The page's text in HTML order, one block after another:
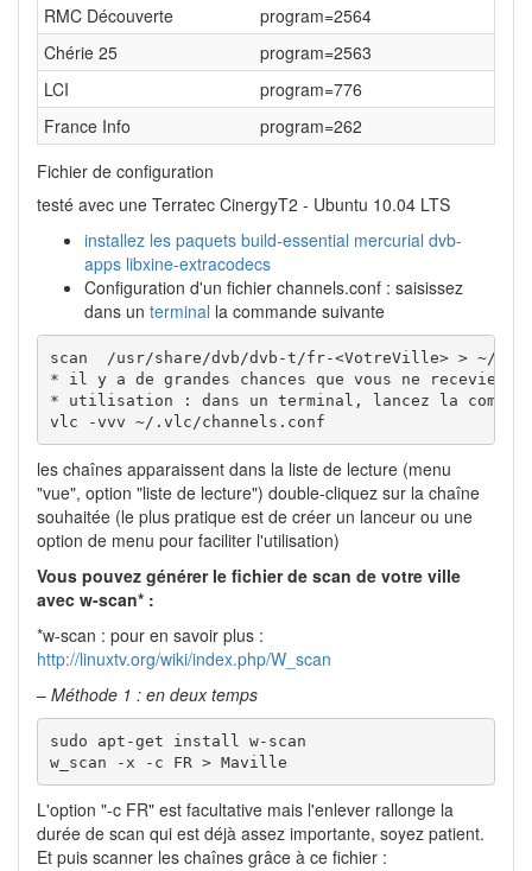
RMC Découverte
program=2564
Chérie 25
program=2563
LCI
program=776
France Info
program=262
Fichier de configuration
testé avec une Terratec CinergyT2 - Ubuntu 10.04 LTS
installez les paquets build-essential mercurial dvb-
apps libxine-extracodecs
Configuration d'un fichier channels.conf : saisissez
dans un terminal la commande suivante
scan  /usr/share/dvb/dvb-t/fr-<VotreVille> > ~/
* il y a de grandes chances que vous ne
* utilisation : dans un terminal, lancez la
vlc -vvv ~/.vlc/channels.conf
les chaînes apparaissent dans la liste de lecture (menu
"vue", option "liste de lecture") double-cliquez sur la chaîne
souhaitée (le plus pratique est de créer un lanceur ou une
option de menu pour faciliter l'utilisation)
Vous pouvez générer le fichier de scan de votre ville
avec w-scan* :
*w-scan : pour en savoir plus :
http://linuxtv.org/wiki/index.php/W_scan
– Méthode 1 : en deux temps
sudo apt-get install w-scan
w_scan -x -c FR > Maville
L'option "-c FR" est facultative mais l'enlever rallonge la
durée de scan qui est déjà assez importante, soyez patient.
Et puis scanner les chaînes grâce à ce fichier :